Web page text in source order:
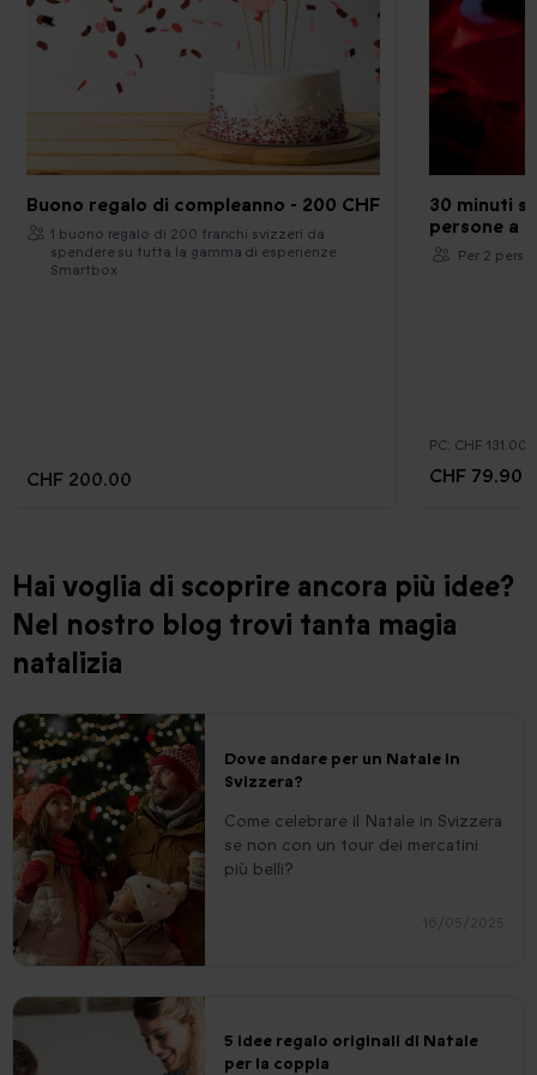
Buono regalo di compleanno - 200 CHF
1 buono regalo di 200 franchi svizzeri da
spendere su tutta la gamma di esperienze
Smartbox
CHF 200.00
30 minuti
persone a
Per 2 pers.
PC: CHF 131.00
CHF 79.90
Hai voglia di scoprire ancora più idee?
Nel nostro blog trovi tanta magia
natalizia
Dove andare per un Natale in
Svizzera?
Come celebrare il Natale in Svizzera
se non con un tour dei mercatini
più belli?
16/05/2025
5 idee regalo originali di Natale
per la coppia